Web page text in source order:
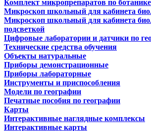
Комплект микропрепаратов по ботанике
Микроскоп школьный для кабинета
Микроскоп школьный для кабинета
подсветкой
Цифровые лаборатории и датчики по
Технические средства обучения
Объекты натуральные
Приборы демонстрационные
Приборы лабораторные
Инструменты и приспособления
Модели по географии
Печатные пособия по географии
Карты
Интерактивные наглядные комплексы
Интерактивные карты